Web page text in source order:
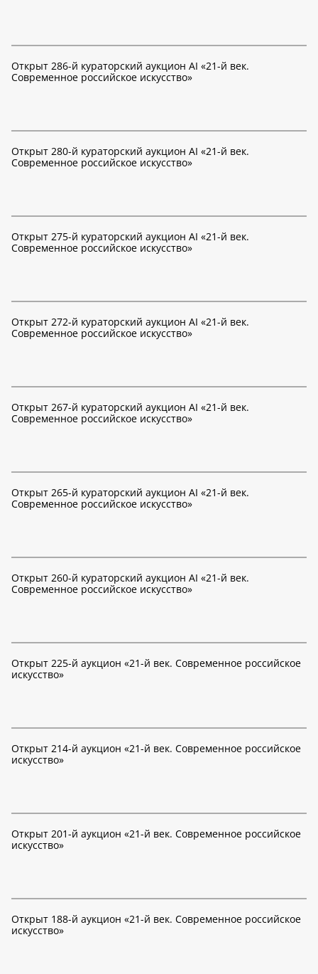
Открыт 286-й кураторский аукцион AI «21-й век.
Современное российское искусство»
Открыт 280-й кураторский аукцион AI «21-й век.
Современное российское искусство»
Открыт 275-й кураторский аукцион AI «21-й век.
Современное российское искусство»
Открыт 272-й кураторский аукцион AI «21-й век.
Современное российское искусство»
Открыт 267-й кураторский аукцион AI «21-й век.
Современное российское искусство»
Открыт 265-й кураторский аукцион AI «21-й век.
Современное российское искусство»
Открыт 260-й кураторский аукцион AI «21-й век.
Современное российское искусство»
Открыт 225-й аукцион «21-й век. Современное российское
искусство»
Открыт 214-й аукцион «21-й век. Современное российское
искусство»
Открыт 201-й аукцион «21-й век. Современное российское
искусство»
Открыт 188-й аукцион «21-й век. Современное российское
искусство»